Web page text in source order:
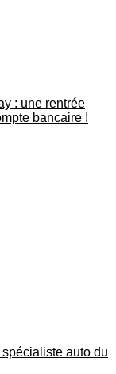
: une rentrée
bancaire !
auto du